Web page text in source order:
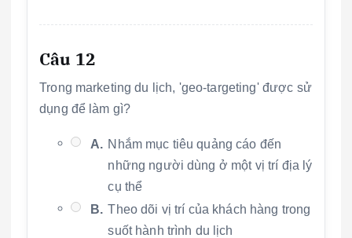
Câu 12
Trong marketing du lịch, 'geo-targeting' được sử
dụng để làm gì?
A. Nhắm mục tiêu quảng cáo đến
những người dùng ở một vị trí địa lý
cụ thể
B. Theo dõi vị trí của khách hàng trong
suốt hành trình du lịch